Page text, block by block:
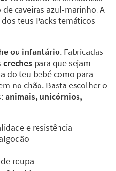
caveiras azul-marinho. A
teus Packs temáticos
ou infantário. Fabricadas
creches para que sejam
do teu bebé como para
no chão. Basta escolher o
animais, unicórnios,
e resistência
roupa